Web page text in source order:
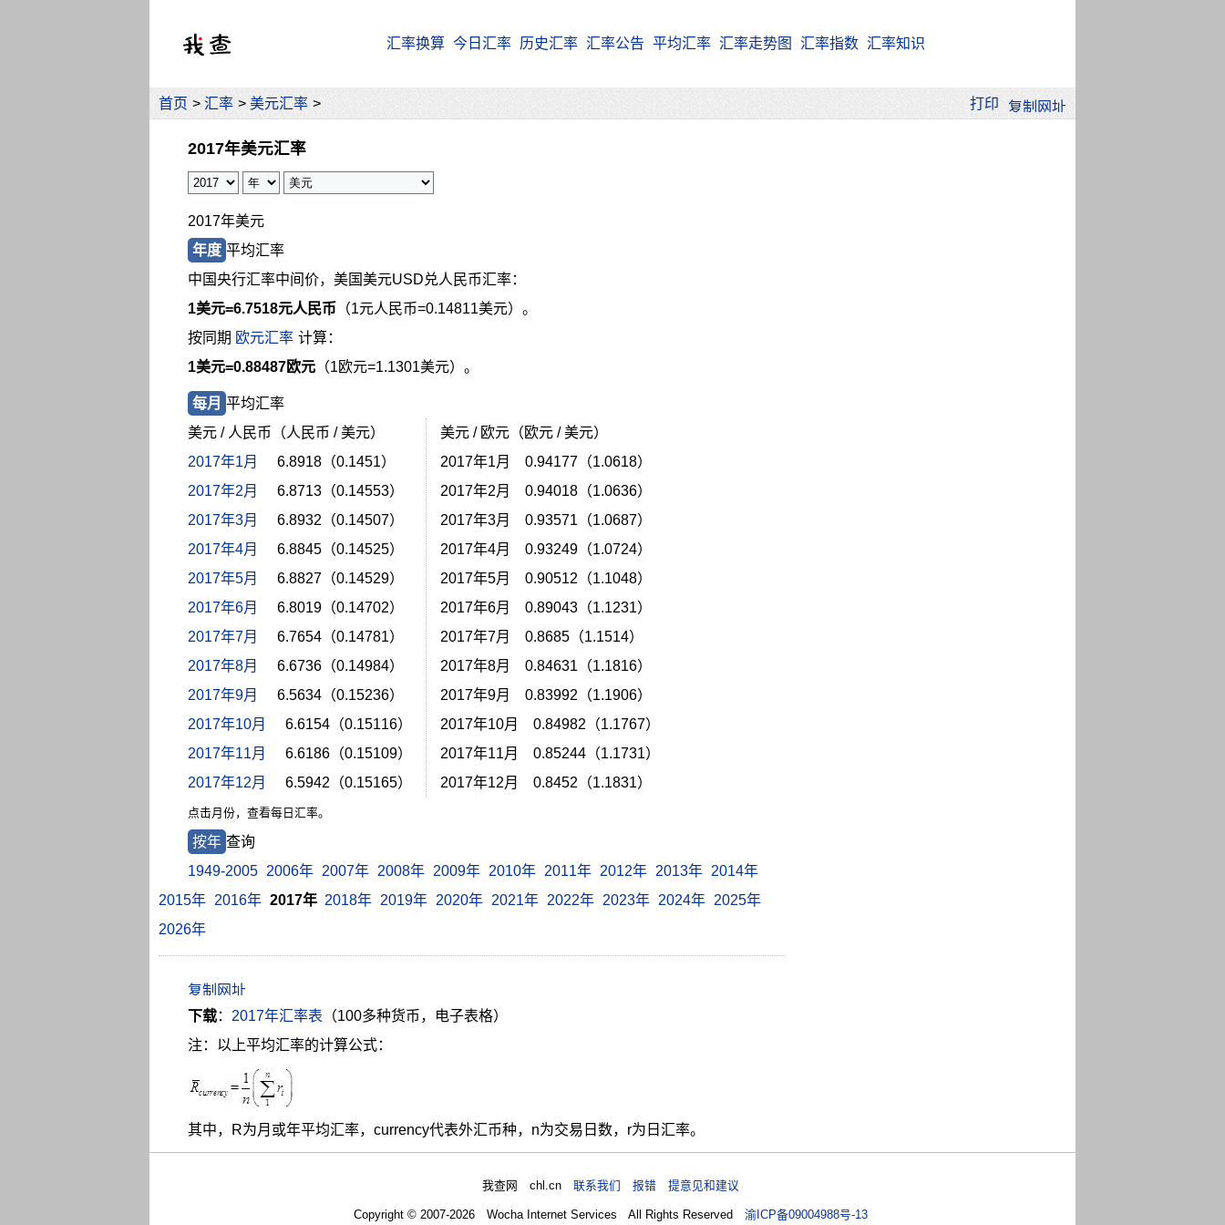
汇率换算 今日汇率 历史汇率 汇率公告 平均汇率 汇率走势图 汇率指数 汇率知识
首页 > 汇率 > 美元汇率 > 打印
2017年美元汇率
2017年美元
年度 平均汇率
中国央行汇率中间价，美国美元USD兑人民币汇率：
1美元=6.7518元人民币 （1元人民币=0.14811美元）。
按同期 欧元汇率 计算：
1美元=0.88487欧元 （1欧元=1.1301美元）。
每月 平均汇率
美元 / 人民币（人民币 / 美元）
2017年1月
6.8918（0.1451）
2017年2月
6.8713（0.14553）
2017年3月
6.8932（0.14507）
2017年4月
6.8845（0.14525）
2017年5月
6.8827（0.14529）
2017年6月
6.8019（0.14702）
2017年7月
6.7654（0.14781）
2017年8月
6.6736（0.14984）
2017年9月
6.5634（0.15236）
2017年10月
6.6154（0.15116）
2017年11月
6.6186（0.15109）
2017年12月
6.5942（0.15165）
点击月份，查看每日汇率。
美元 / 欧元（欧元 / 美元）
2017年1月 0.94177（1.0618）
2017年2月 0.94018（1.0636）
2017年3月 0.93571（1.0687）
2017年4月 0.93249（1.0724）
2017年5月 0.90512（1.1048）
2017年6月 0.89043（1.1231）
2017年7月 0.8685（1.1514）
2017年8月 0.84631（1.1816）
2017年9月 0.83992（1.1906）
2017年10月 0.84982（1.1767）
2017年11月 0.85244（1.1731）
2017年12月 0.8452（1.1831）
按年 查询
1949-2005 2006年 2007年 2008年 2009年 2010年 2011年 2012年 2013年
2014年
2015年 2016年 2017年 2018年 2019年 2020年 2021年 2022年 2023年 2024年
2025年
2026年
下载： 2017年汇率表 （100多种货币，电子表格）
注：以上平均汇率的计算公式：
其中，R为月或年平均汇率，currency代表外汇币种，n为交易日数，r为日汇率。
我查网 chl.cn联系我们 报错 提意见和建议
Copyright © 2007-2026 Wocha Internet Services All Rights Reserved渝ICP备09004988号-13